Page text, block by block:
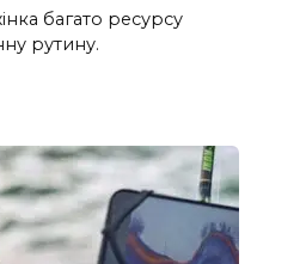
багато ресурсу
рутину.